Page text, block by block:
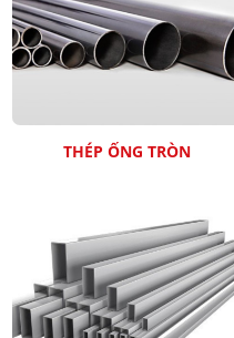
THÉP ỐNG TRÒN